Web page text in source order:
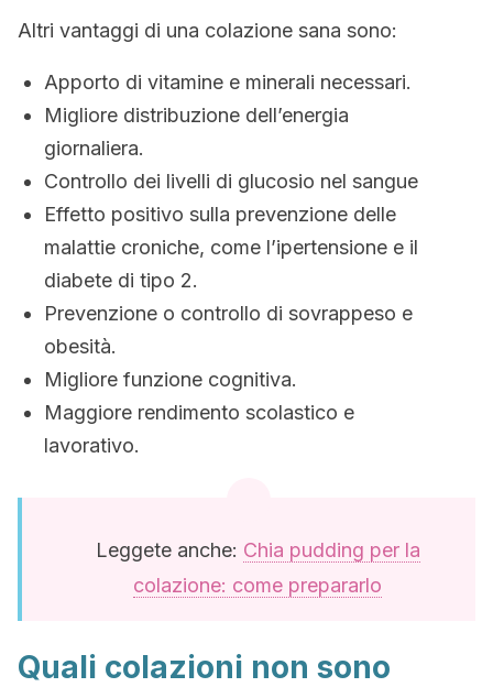
Altri vantaggi di una colazione sana sono:
Apporto di vitamine e minerali necessari.
Migliore distribuzione dell’energia
giornaliera.
Controllo dei livelli di glucosio nel sangue
Effetto positivo sulla prevenzione delle
malattie croniche, come l’ipertensione e il
diabete di tipo 2.
Prevenzione o controllo di sovrappeso e
obesità.
Migliore funzione cognitiva.
Maggiore rendimento scolastico e
lavorativo.
Leggete anche: Chia pudding per la
colazione: come prepararlo
Quali colazioni non sono